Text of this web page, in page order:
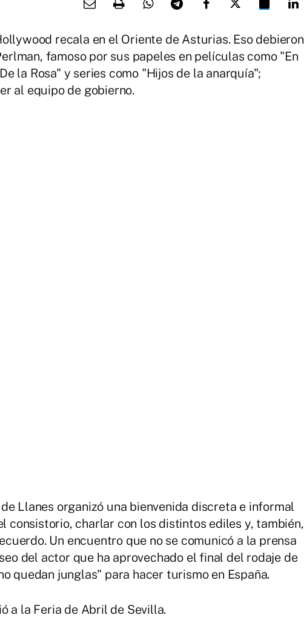
recala en el Oriente de Asturias. Eso debieron
famoso por sus papeles en películas como "En
la Rosa" y series como "Hijos de la anarquía";
al equipo de gobierno.
Llanes organizó una bienvenida discreta e informal
consistorio, charlar con los distintos ediles y, también,
Un encuentro que no se comunicó a la prensa
del actor que ha aprovechado el final del rodaje de
quedan junglas" para hacer turismo en España.
a la Feria de Abril de Sevilla.